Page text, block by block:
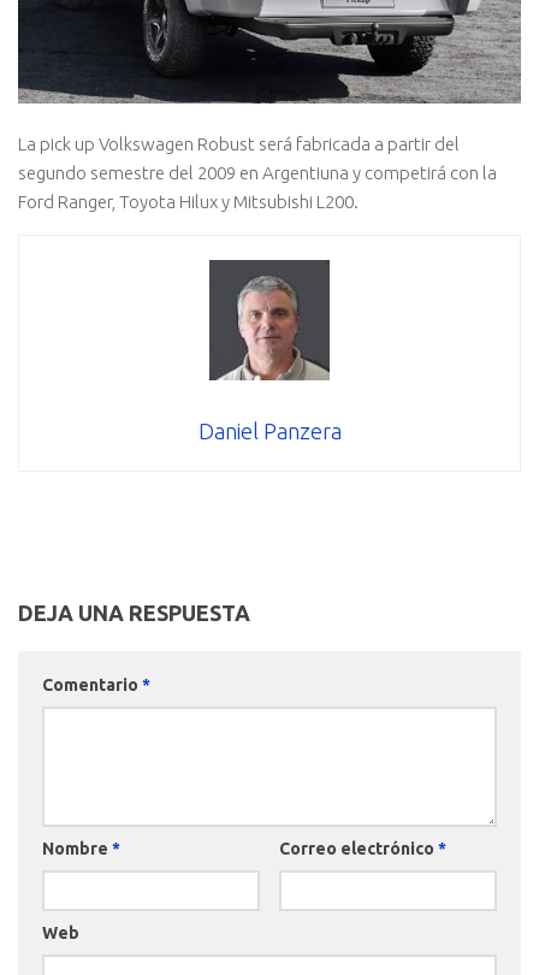
La pick up Volkswagen Robust será fabricada a partir del
segundo semestre del 2009 en Argentiuna y competirá con la
Ford Ranger, Toyota Hilux y Mitsubishi L200.
Daniel Panzera
DEJA UNA RESPUESTA
Comentario *
Nombre * Correo electrónico *
Web